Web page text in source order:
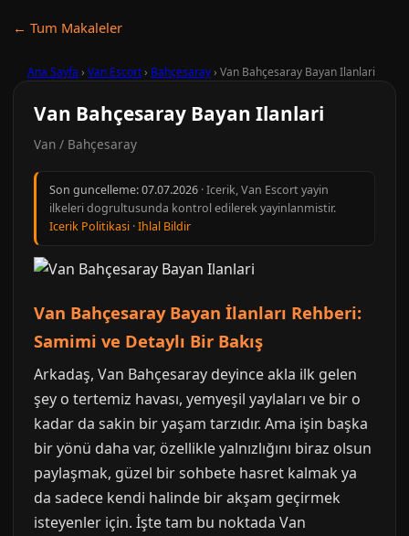
← Tum Makaleler
Ana Sayfa › Van Escort› Bahçesaray› Van Bahçesaray Bayan Ilanlari
Van Bahçesaray Bayan Ilanlari
Van / Bahçesaray
Son guncelleme:07.07.2026 · Icerik, Van Escort yayin
ilkeleri dogrultusunda kontrol edilerek yayinlanmistir.
Icerik Politikasi ·Ihlal Bildir
Van Bahçesaray Bayan İlanları Rehberi:
Samimi ve Detaylı Bir Bakış
Arkadaş, Van Bahçesaray deyince akla ilk gelen
şey o tertemiz havası, yemyeşil yaylaları ve bir o
kadar da sakin bir yaşam tarzıdır. Ama işin başka
bir yönü daha var, özellikle yalnızlığını biraz olsun
paylaşmak, güzel bir sohbete hasret kalmak ya
da sadece kendi halinde bir akşam geçirmek
isteyenler için. İşte tam bu noktada Van